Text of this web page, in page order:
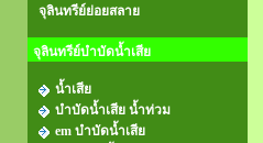
จุลินทรีย์ย่อยสลาย
จุลินทรีย์บำบัดน้ำเสีย
น้ำเสีย
บำบัดน้ำเสีย น้ำท่วม
em บำบัดน้ำเสีย